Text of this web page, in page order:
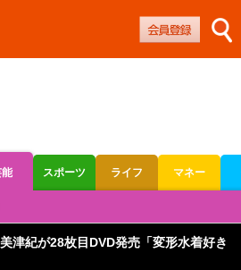
スポーツ ライフ マネー
トレース
津紀が28枚目DVD発売「変形水着好き